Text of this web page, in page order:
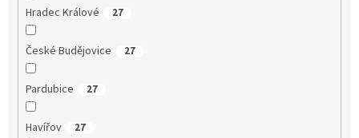
Hradec Králové 27
České Budějovice 27
Pardubice 27
Havířov 27